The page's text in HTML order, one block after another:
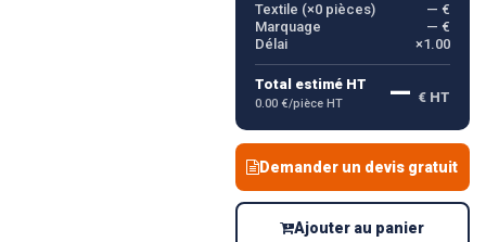
Textile (×0pièces)
— €
Marquage
— €
Délai
×1.00
Total estimé HT
0.00 €/pièce HT — € HT
Demander un devis gratuit
Ajouter au panier